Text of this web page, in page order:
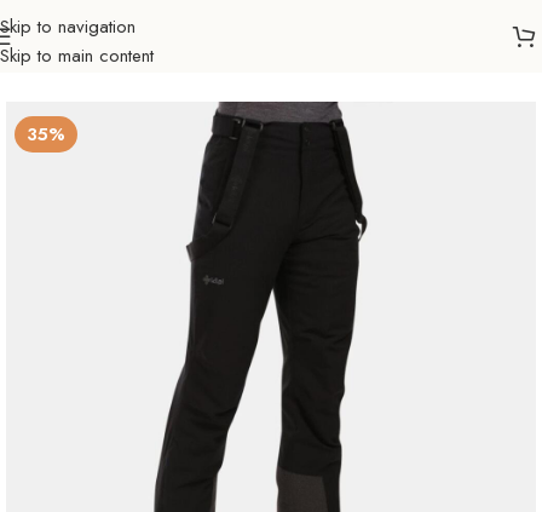
Skip to navigation
Skip to main content
Početna Sve za zimu
35%